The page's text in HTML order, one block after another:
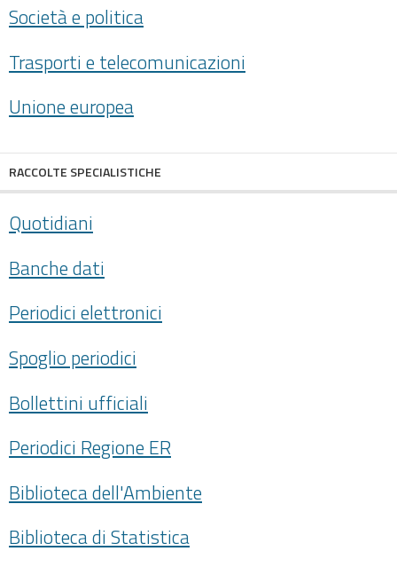
Società e politica
Trasporti e telecomunicazioni
Unione europea
RACCOLTE SPECIALISTICHE
Quotidiani
Banche dati
Periodici elettronici
Spoglio periodici
Bollettini ufficiali
Periodici Regione ER
Biblioteca dell'Ambiente
Biblioteca di Statistica